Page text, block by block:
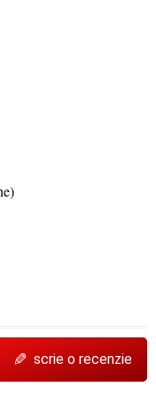
✎ scrie o recenzie